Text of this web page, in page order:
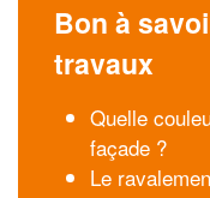
Bon à
travaux
Quelle
façade ?
Le